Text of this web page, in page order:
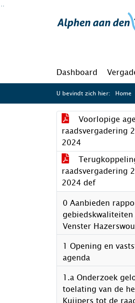
Ga naar de inhoud van deze pagina
Dashboard
U bevindt zich hier: Home
Voorlopige
raadsvergadering
2024
raadsvergadering
2024 def
0 Aanbieden
gebiedskwaliteiten
Venster
1 Opening en
agenda
1.a Onderzoek
toelating van de